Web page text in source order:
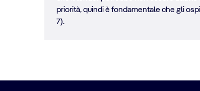
priorità, quindi è fondamentale che gli
7).